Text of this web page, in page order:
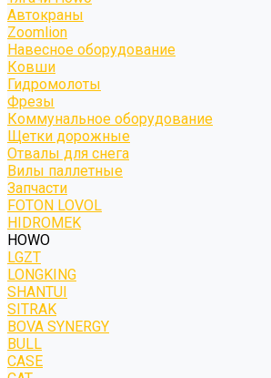
Автокраны
Zoomlion
Навесное оборудование
Ковши
Гидромолоты
Фрезы
Коммунальное оборудование
Щетки дорожные
Отвалы для снега
Вилы паллетные
Запчасти
FOTON LOVOL
HIDROMEK
HOWO
LGZT
LONGKING
SHANTUI
SITRAK
BOVA SYNERGY
BULL
CASE